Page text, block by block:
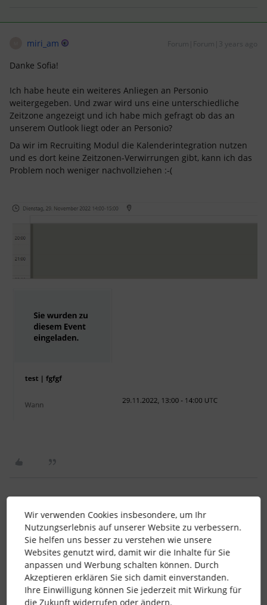
miri_am Forum|Forum|3 years ago
Danke Sofia!
Ich habe heute ein weiteres Anliegen an Personio
weitergegeben. Und zwar wird uns eine unterschiedliche
Zeitzone angezeigt und ich habe mich gefragt ob das an
unserem Outlook liegt oder an Personio?
Da wir im Recruiting Modul die Kalenderintegration nutzen
und es dort keine Zeitzonen-Verwirrungen gibt, kann ich das
Problem noch weniger nachvollziehen :-(
Sofia Forum|Forum|3 years ago
Hallo @miri_am
Vielen Dank, dass Du uns auf dieses Problem aufmerksam
gemacht hast. Du hast Recht, dass die derzeitige Lösung dazu
führen kann, dass die Zeitzonen unterschiedlich sind und
das liegt an Personio und nicht an Outlook. Im E-Mail-Text
zeigen wir immer die UTC-Zeit an, während das eigentliche
Wir verwenden Cookies insbesondere, um Ihr
Nutzungserlebnis auf unserer Website zu verbessern.
Sie helfen uns besser zu verstehen wie unsere
Websites genutzt wird, damit wir die Inhalte für Sie
anpassen und Werbung schalten können. Durch
Akzeptieren erklären Sie sich damit einverstanden.
Ihre Einwilligung können Sie jederzeit mit Wirkung für
die Zukunft widerrufen oder ändern.